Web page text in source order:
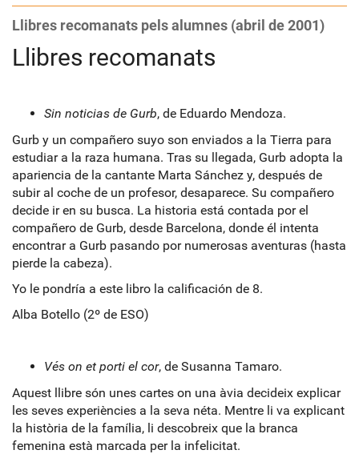
Llibres recomanats pels alumnes (abril de 2001)
Llibres recomanats
Sin noticias de Gurb, de Eduardo Mendoza.
Gurb y un compañero suyo son enviados a la Tierra para
estudiar a la raza humana. Tras su llegada, Gurb adopta la
apariencia de la cantante Marta Sánchez y, después de
subir al coche de un profesor, desaparece. Su compañero
decide ir en su busca. La historia está contada por el
compañero de Gurb, desde Barcelona, donde él intenta
encontrar a Gurb pasando por numerosas aventuras (hasta
pierde la cabeza).
Yo le pondría a este libro la calificación de 8.
Alba Botello (2º de ESO)
Vés on et porti el cor, de Susanna Tamaro.
Aquest llibre són unes cartes on una àvia decideix explicar
les seves experiències a la seva néta. Mentre li va explicant
la història de la família, li descobreix que la branca
femenina està marcada per la infelicitat.